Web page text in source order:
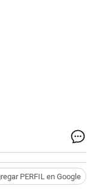
PERFIL en Google